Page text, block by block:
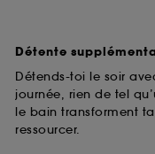
Détente
Détends-toi le soir
journée, rien de tel
le bain transforment
ressourcer.